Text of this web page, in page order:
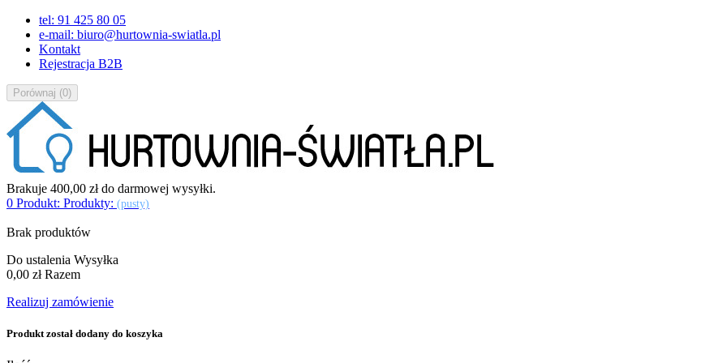
tel: 91 425 80 05
e-mail: biuro@hurtownia-swiatla.pl
Kontakt
Rejestracja B2B
Porównaj (0)
Brakuje 400,00 złdo darmowej wysyłki.
0 Produkt: Produkty: (pusty)
Brak produktów
Do ustalenia Wysyłka
0,00 zł Razem
Realizuj zamówienie
Produkt został dodany do koszyka